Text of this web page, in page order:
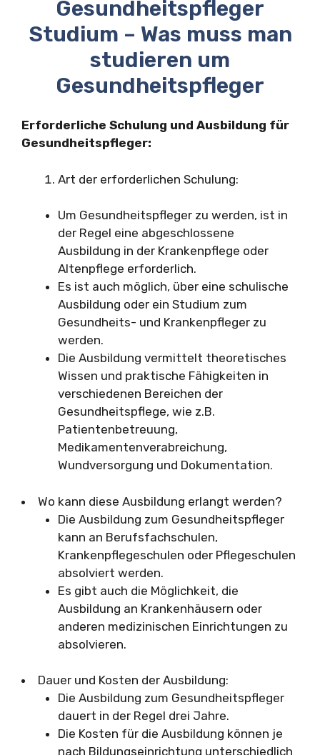
Gesundheitspfleger
Studium – Was muss man
studieren um
Gesundheitspfleger
Erforderliche Schulung und Ausbildung für
Gesundheitspfleger:
Art der erforderlichen Schulung:
Um Gesundheitspfleger zu werden, ist in
der Regel eine abgeschlossene
Ausbildung in der Krankenpflege oder
Altenpflege erforderlich.
Es ist auch möglich, über eine schulische
Ausbildung oder ein Studium zum
Gesundheits- und Krankenpfleger zu
werden.
Die Ausbildung vermittelt theoretisches
Wissen und praktische Fähigkeiten in
verschiedenen Bereichen der
Gesundheitspflege, wie z.B.
Patientenbetreuung,
Medikamentenverabreichung,
Wundversorgung und Dokumentation.
Wo kann diese Ausbildung erlangt werden?
Die Ausbildung zum Gesundheitspfleger
kann an Berufsfachschulen,
Krankenpflegeschulen oder Pflegeschulen
absolviert werden.
Es gibt auch die Möglichkeit, die
Ausbildung an Krankenhäusern oder
anderen medizinischen Einrichtungen zu
absolvieren.
Dauer und Kosten der Ausbildung:
Die Ausbildung zum Gesundheitspfleger
dauert in der Regel drei Jahre.
Die Kosten für die Ausbildung können je
nach Bildungseinrichtung unterschiedlich